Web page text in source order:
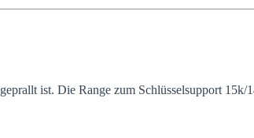
ist. Die Range zum Schlüsselsupport 15k/